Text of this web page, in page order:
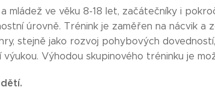
ve věku 8-18 let, začátečníky i
úrovně. Trénink je zaměřen na nácvik a
stejně jako rozvoj pohybových
výukou. Výhodou skupinového tréninku je